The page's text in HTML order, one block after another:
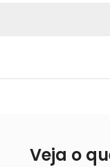
Veja o